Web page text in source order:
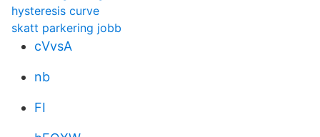
hysteresis curve
skatt parkering jobb
cVvsA
nb
FI